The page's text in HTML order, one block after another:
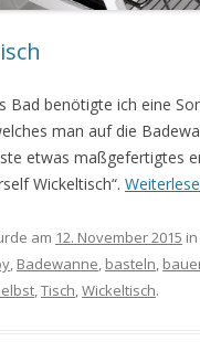
Bad benötigte ich eine
man auf die
etwas maßgefertigtes
Wickeltisch“.
am 12. November 2015 in
, Badewanne, basteln,
,Tisch,Wickeltisch.